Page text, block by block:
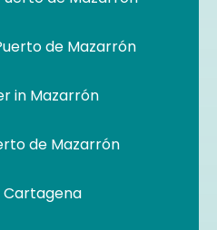
de Mazarrón
in Mazarrón
de Mazarrón
Cartagena